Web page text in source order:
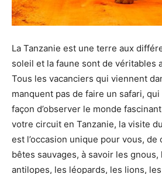
La Tanzanie est une terre aux
soleil et la faune sont de véritables
Tous les vacanciers qui viennent
manquent pas de faire un safari,
façon d’observer le monde
votre circuit en Tanzanie, la visite
est l’occasion unique pour vous,
bêtes sauvages, à savoir les
antilopes, les léopards, les lions,